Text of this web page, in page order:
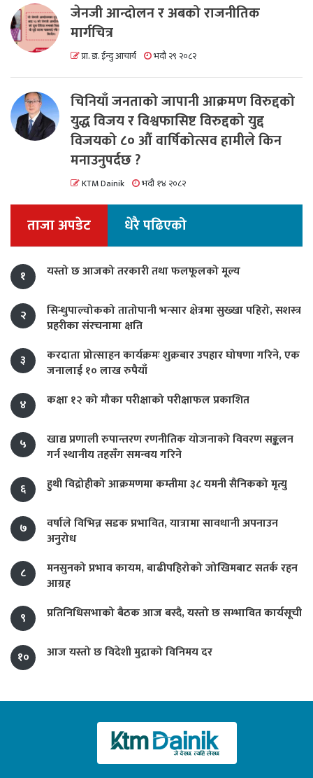
जेनजी आन्दोलन र अबको राजनीतिक
मार्गचित्र
प्रा. डा. ईन्दु आचार्य भदौ २९ २०८२
चिनियाँ जनताको जापानी आक्रमण विरुद्दको
युद्ध विजय र विश्वफासिष्ट विरुद्दको युद्द
विजयको ८० औं वार्षिकोत्सव हामीले किन
मनाउनुपर्दछ ?
KTM Dainik भदौ १४ २०८२
ताजा अपडेट धेरै पढिएको
१ यस्तो छ आजको तरकारी तथा फलफूलको मूल्य
२
सिन्धुपाल्चोकको तातोपानी भन्सार क्षेत्रमा सुख्खा पहिरो, सशस्त्र
प्रहरीका संरचनामा क्षति
३
करदाता प्रोत्साहन कार्यक्रमः शुक्रबार उपहार घोषणा गरिने, एक
जनालाई १० लाख रुपैयाँ
४
कक्षा १२ को मौका परीक्षाको परीक्षाफल प्रकाशित
५
खाद्य प्रणाली रुपान्तरण रणनीतिक योजनाको विवरण सङ्कलन
गर्न स्थानीय तहसँग समन्वय गरिने
६
हुथी विद्रोहीको आक्रमणमा कम्तीमा ३८ यमनी सैनिकको मृत्यु
७
वर्षाले विभिन्न सडक प्रभावित, यात्रामा सावधानी अपनाउन
अनुरोध
८
मनसुनको प्रभाव कायम, बाढीपहिरोको जोखिमबाट सतर्क रहन
आग्रह
९
प्रतिनिधिसभाको बैठक आज बस्दै, यस्तो छ सम्भावित कार्यसूची
१० आज यस्तो छ विदेशी मुद्राको विनिमय दर